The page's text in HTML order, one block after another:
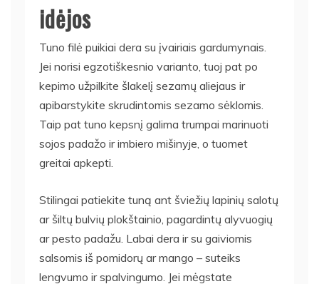
idėjos
Tuno filė puikiai dera su įvairiais gardumynais.
Jei norisi egzotiškesnio varianto, tuoj pat po
kepimo užpilkite šlakelį sezamų aliejaus ir
apibarstykite skrudintomis sezamo sėklomis.
Taip pat tuno kepsnį galima trumpai marinuoti
sojos padažo ir imbiero mišinyje, o tuomet
greitai apkepti.
Stilingai patiekite tuną ant šviežių lapinių salotų
ar šiltų bulvių plokštainio, pagardintų alyvuogių
ar pesto padažu. Labai dera ir su gaiviomis
salsomis iš pomidorų ar mango – suteiks
lengvumo ir spalvingumo. Jei mėgstate